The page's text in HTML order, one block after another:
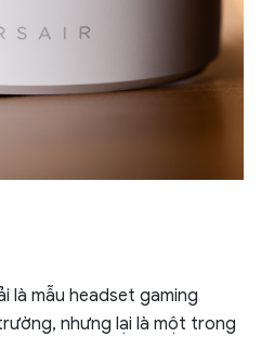
là mẫu headset gaming
nhưng lại là một trong